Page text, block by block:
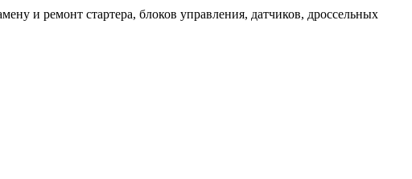
и ремонт стартера, блоков управления, датчиков, дроссельных